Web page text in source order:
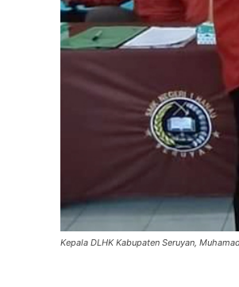
Kepala DLHK Kabupaten Seruyan,